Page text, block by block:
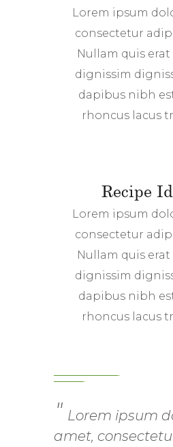
Lorem ipsum
consectetur
Nullam quis
dignissim
dapibus nibh
rhoncus lacus
Recipe
Lorem ipsum
consectetur
Nullam quis
dignissim
dapibus nibh
rhoncus lacus
Lorem ipsum
amet,